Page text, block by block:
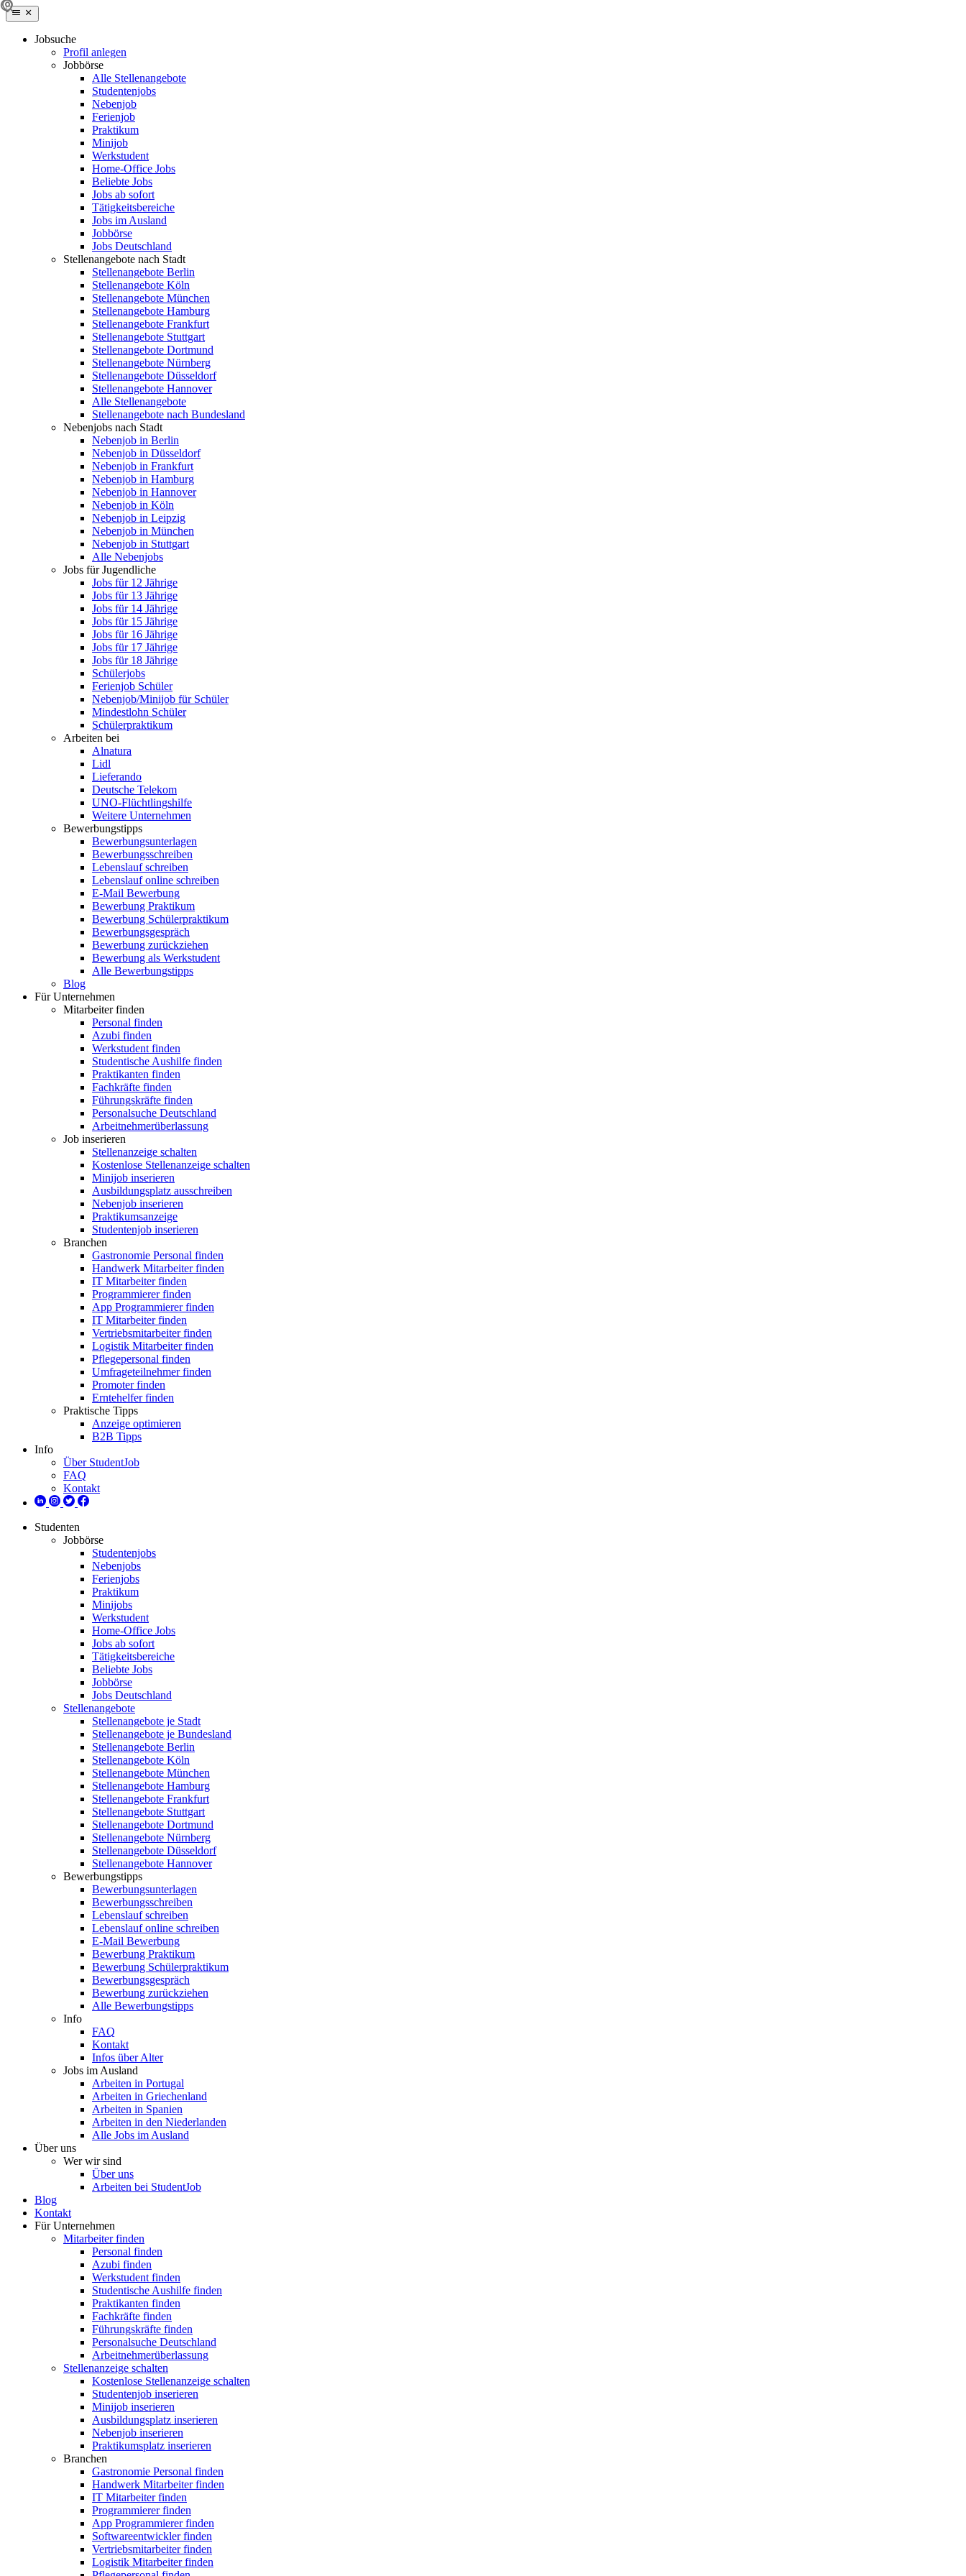
Jobsuche
Profil anlegen
Jobbörse
Alle Stellenangebote
Studentenjobs
Nebenjob
Ferienjob
Praktikum
Minijob
Werkstudent
Home-Office Jobs
Beliebte Jobs
Jobs ab sofort
Tätigkeitsbereiche
Jobs im Ausland
Jobbörse
Jobs Deutschland
Stellenangebote nach Stadt
Stellenangebote Berlin
Stellenangebote Köln
Stellenangebote München
Stellenangebote Hamburg
Stellenangebote Frankfurt
Stellenangebote Stuttgart
Stellenangebote Dortmund
Stellenangebote Nürnberg
Stellenangebote Düsseldorf
Stellenangebote Hannover
Alle Stellenangebote
Stellenangebote nach Bundesland
Nebenjobs nach Stadt
Nebenjob in Berlin
Nebenjob in Düsseldorf
Nebenjob in Frankfurt
Nebenjob in Hamburg
Nebenjob in Hannover
Nebenjob in Köln
Nebenjob in Leipzig
Nebenjob in München
Nebenjob in Stuttgart
Alle Nebenjobs
Jobs für Jugendliche
Jobs für 12 Jährige
Jobs für 13 Jährige
Jobs für 14 Jährige
Jobs für 15 Jährige
Jobs für 16 Jährige
Jobs für 17 Jährige
Jobs für 18 Jährige
Schülerjobs
Ferienjob Schüler
Nebenjob/Minijob für Schüler
Mindestlohn Schüler
Schülerpraktikum
Arbeiten bei
Alnatura
Lidl
Lieferando
Deutsche Telekom
UNO-Flüchtlingshilfe
Weitere Unternehmen
Bewerbungstipps
Bewerbungsunterlagen
Bewerbungsschreiben
Lebenslauf schreiben
Lebenslauf online schreiben
E-Mail Bewerbung
Bewerbung Praktikum
Bewerbung Schülerpraktikum
Bewerbungsgespräch
Bewerbung zurückziehen
Bewerbung als Werkstudent
Alle Bewerbungstipps
Blog
Für Unternehmen
Mitarbeiter finden
Personal finden
Azubi finden
Werkstudent finden
Studentische Aushilfe finden
Praktikanten finden
Fachkräfte finden
Führungskräfte finden
Personalsuche Deutschland
Arbeitnehmerüberlassung
Job inserieren
Stellenanzeige schalten
Kostenlose Stellenanzeige schalten
Minijob inserieren
Ausbildungsplatz ausschreiben
Nebenjob inserieren
Praktikumsanzeige
Studentenjob inserieren
Branchen
Gastronomie Personal finden
Handwerk Mitarbeiter finden
IT Mitarbeiter finden
Programmierer finden
App Programmierer finden
IT Mitarbeiter finden
Vertriebsmitarbeiter finden
Logistik Mitarbeiter finden
Pflegepersonal finden
Umfrageteilnehmer finden
Promoter finden
Erntehelfer finden
Praktische Tipps
Anzeige optimieren
B2B Tipps
Info
Über StudentJob
FAQ
Kontakt
Studenten
Jobbörse
Studentenjobs
Nebenjobs
Ferienjobs
Praktikum
Minijobs
Werkstudent
Home-Office Jobs
Jobs ab sofort
Tätigkeitsbereiche
Beliebte Jobs
Jobbörse
Jobs Deutschland
Stellenangebote
Stellenangebote je Stadt
Stellenangebote je Bundesland
Stellenangebote Berlin
Stellenangebote Köln
Stellenangebote München
Stellenangebote Hamburg
Stellenangebote Frankfurt
Stellenangebote Stuttgart
Stellenangebote Dortmund
Stellenangebote Nürnberg
Stellenangebote Düsseldorf
Stellenangebote Hannover
Bewerbungstipps
Bewerbungsunterlagen
Bewerbungsschreiben
Lebenslauf schreiben
Lebenslauf online schreiben
E-Mail Bewerbung
Bewerbung Praktikum
Bewerbung Schülerpraktikum
Bewerbungsgespräch
Bewerbung zurückziehen
Alle Bewerbungstipps
Info
FAQ
Kontakt
Infos über Alter
Jobs im Ausland
Arbeiten in Portugal
Arbeiten in Griechenland
Arbeiten in Spanien
Arbeiten in den Niederlanden
Alle Jobs im Ausland
Über uns
Wer wir sind
Über uns
Arbeiten bei StudentJob
Blog
Kontakt
Für Unternehmen
Mitarbeiter finden
Personal finden
Azubi finden
Werkstudent finden
Studentische Aushilfe finden
Praktikanten finden
Fachkräfte finden
Führungskräfte finden
Personalsuche Deutschland
Arbeitnehmerüberlassung
Stellenanzeige schalten
Kostenlose Stellenanzeige schalten
Studentenjob inserieren
Minijob inserieren
Ausbildungsplatz inserieren
Nebenjob inserieren
Praktikumsplatz inserieren
Branchen
Gastronomie Personal finden
Handwerk Mitarbeiter finden
IT Mitarbeiter finden
Programmierer finden
App Programmierer finden
Softwareentwickler finden
Vertriebsmitarbeiter finden
Logistik Mitarbeiter finden